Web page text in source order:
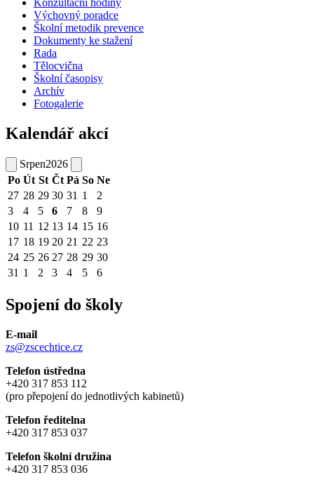
Konzultační hodiny
Výchovný poradce
Školní metodik prevence
Dokumenty ke stažení
Rada
Tělocvična
Školní časopisy
Archív
Fotogalerie
Kalendář akcí
Srpen2026
Po Út St Čt Pá So Ne
27 28 29 30 31 1
2
3
4 5 6 7 8
9
10 11 12 13 14 15 16
17 18 19 20 21 22 23
24 25 26 27 28 29 30
31 1 2 3 4 5 6
Spojení do školy
E-mail
zs@zscechtice.cz
Telefon ústředna
+420 317 853 112
(pro přepojení do jednotlivých kabinetů)
Telefon ředitelna
+420 317 853 037
Telefon školní družina
+420 317 853 036